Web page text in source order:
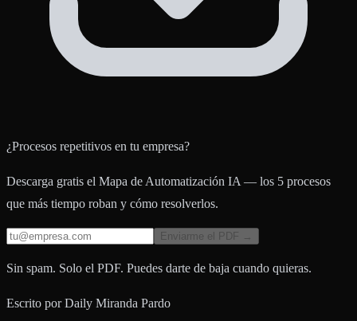
¿Procesos repetitivos en tu empresa?
Descarga gratis el Mapa de Automatización IA — los 5 procesos
que más tiempo roban y cómo resolverlos.
Enviarme el PDF →
Sin spam. Solo el PDF. Puedes darte de baja cuando quieras.
Escrito por Daily Miranda Pardo